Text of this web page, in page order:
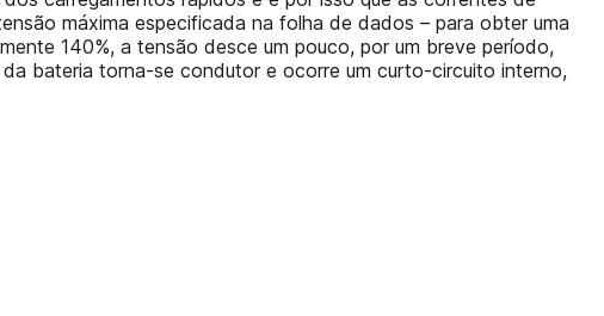
máxima especificada na folha de dados – para obter uma
140%, a tensão desce um pouco, por um breve período,
bateria torna-se condutor e ocorre um curto-circuito interno,